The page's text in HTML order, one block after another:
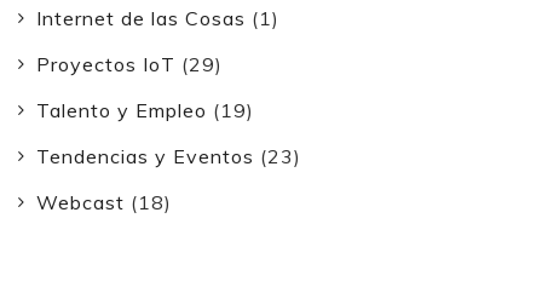
Internet de las Cosas (1)
Proyectos IoT (29)
Talento y Empleo (19)
Tendencias y Eventos (23)
Webcast (18)